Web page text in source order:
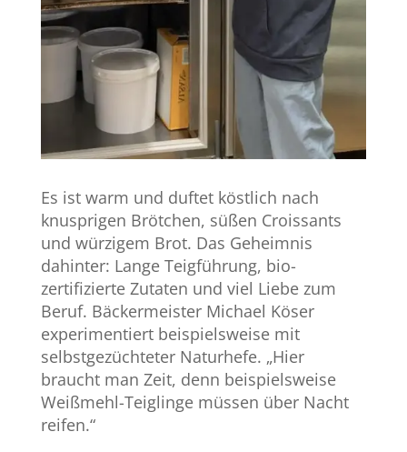
Es ist warm und duftet köstlich nach
knusprigen Brötchen, süßen Croissants
und würzigem Brot. Das Geheimnis
dahinter: Lange Teigführung, bio-
zertifizierte Zutaten und viel Liebe zum
Beruf. Bäckermeister Michael Köser
experimentiert beispielsweise mit
selbstgezüchteter Naturhefe. „Hier
braucht man Zeit, denn beispielsweise
Weißmehl-Teiglinge müssen über Nacht
reifen.“